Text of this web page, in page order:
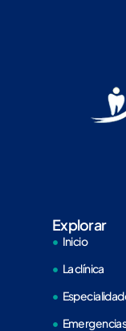
Explorar
Inicio
La clínica